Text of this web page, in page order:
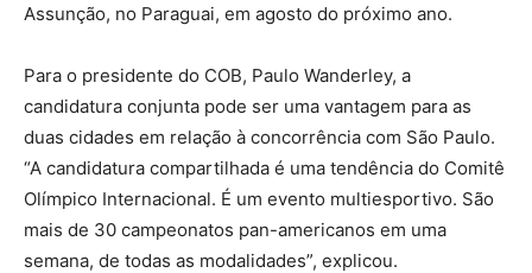
Assunção, no Paraguai, em agosto do próximo ano.
Para o presidente do COB, Paulo Wanderley, a
candidatura conjunta pode ser uma vantagem para as
duas cidades em relação à concorrência com São Paulo.
“A candidatura compartilhada é uma tendência do Comitê
Olímpico Internacional. É um evento multiesportivo. São
mais de 30 campeonatos pan-americanos em uma
semana, de todas as modalidades”, explicou.